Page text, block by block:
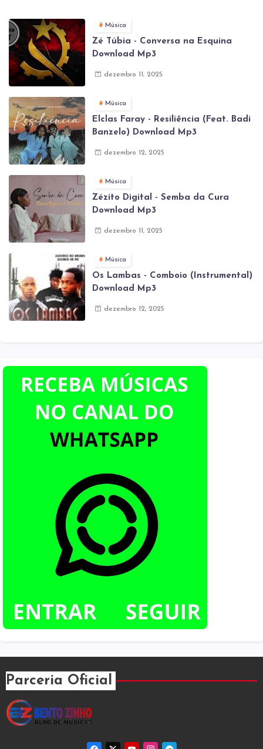
Música
Zé Túbia - Conversa na Esquina
Download Mp3
dezembro 11, 2025
Música
Elclas Faray - Resiliência (Feat. Badi
Banzelo) Download Mp3
dezembro 12, 2025
Música
Zézito Digital - Semba da Cura
Download Mp3
dezembro 11, 2025
Música
Os Lambas - Comboio (Instrumental)
Download Mp3
dezembro 12, 2025
Parceria Oficial